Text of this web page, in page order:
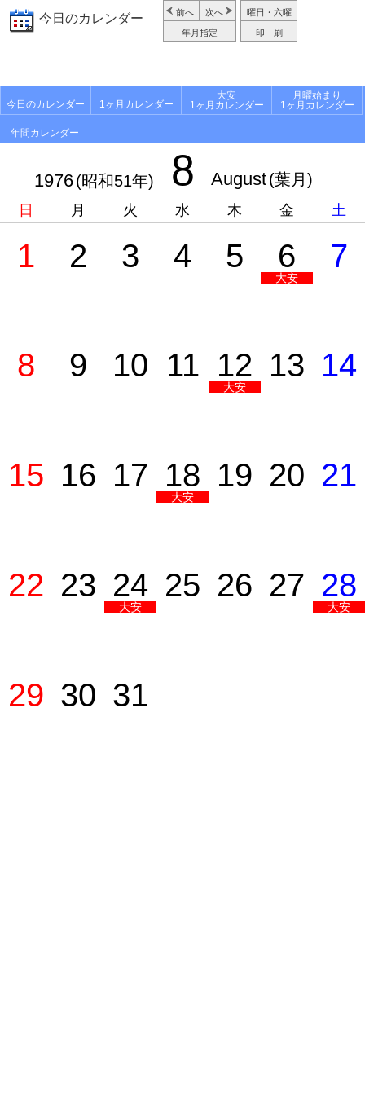
今日のカレンダー 前へ 次へ
年月指定
曜日・六曜
印 刷
今日のカレンダー 1ヶ月カレンダー
大安
1ヶ月カレンダー
月曜始まり
1ヶ月カレンダー
年間カレンダー
1976(昭和51年) 8 August(葉月)
日 月 火 水 木 金 土
1 2 3 4 5 6
大安
7
8 9 10 11 12
大安
13 14
15 16 17 18
大安
19 20 21
22 23 24
大安
25 26 27 28
大安
29 30 31